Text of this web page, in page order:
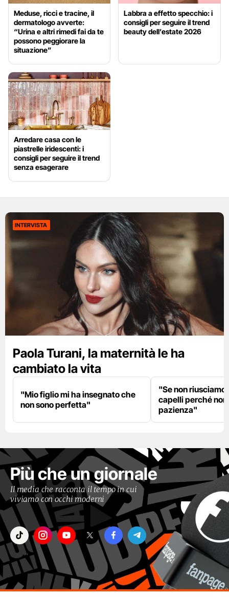
Meduse, ricci e tracine, il
dermatologo avverte:
“Urina e altri rimedi fai da te
possono peggiorare la
situazione”
Labbra a effetto specchio: i
consigli per seguire il trend
beauty dell’estate 2026
Arredare casa con le
piastrelle iridescenti: i
consigli per seguire il trend
senza esagerare
INTERVISTA
Paola Turani, la maternità le ha
cambiato la vita
"Mio figlio mi ha insegnato che
non sono perfetta"
"Se non riusciamo
capelli perché
pazienza"
Più che un giornale
Il media che racconta il tempo in cui
viviamo con occhi moderni